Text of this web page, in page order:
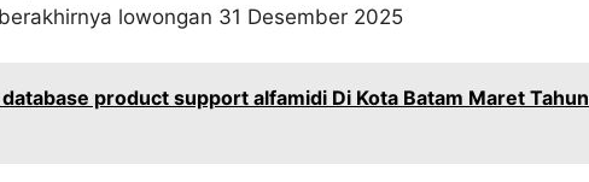
lowongan 31 Desember 2025
product support alfamidi Di Kota Batam Maret Tahun